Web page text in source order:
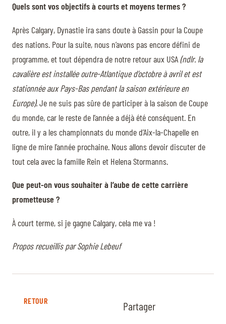
Quels sont vos objectifs à courts et moyens termes ?
Après Calgary, Dynastie ira sans doute à Gassin pour la Coupe
des nations. Pour la suite, nous n’avons pas encore défini de
programme, et tout dépendra de notre retour aux USA(ndlr. la
cavalière est installée outre-Atlantique d’octobre à avril et est
stationnée aux Pays-Bas pendant la saison extérieure en
Europe).Je ne suis pas sûre de participer à la saison de Coupe
du monde, car le reste de l’année a déjà été conséquent. En
outre, il y a les championnats du monde d’Aix-la-Chapelle en
ligne de mire l’année prochaine. Nous allons devoir discuter de
tout cela avec la famille Rein et Helena Stormanns.
Que peut-on vous souhaiter à l’aube de cette carrière
prometteuse ?
À court terme, si je gagne Calgary, cela me va !
Propos recueillis par Sophie Lebeuf
RETOUR Partager